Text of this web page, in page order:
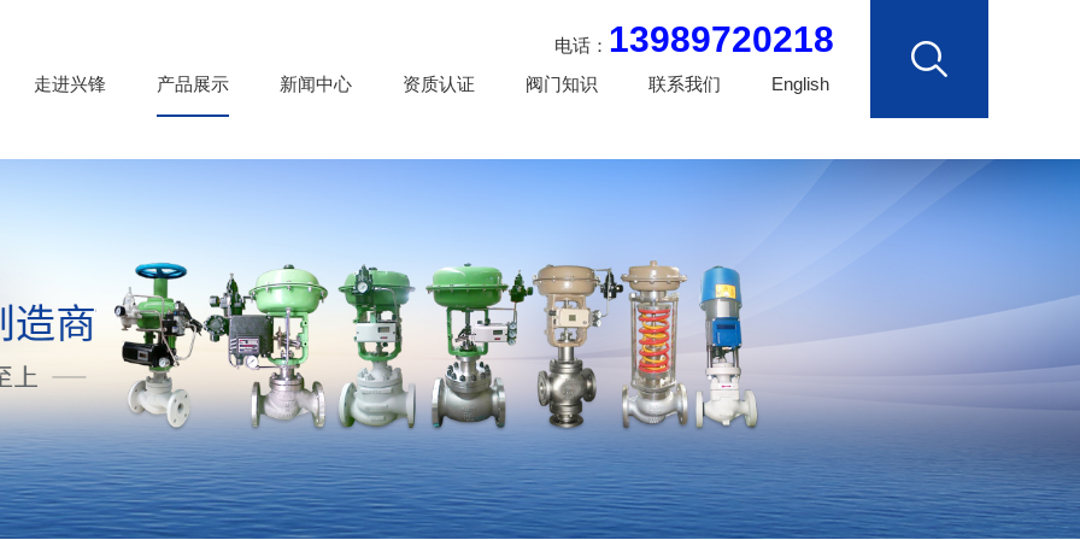
电话： 13989720218
走进兴锋 产品展示 新闻中心 资质认证 阀门知识 联系我们 English